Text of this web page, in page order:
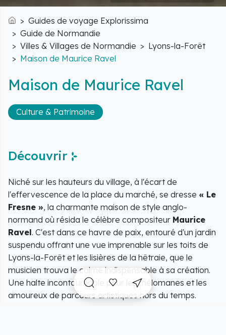
Accueil
Guides de voyage Explorissima
Guide de Normandie
Villes & Villages de Normandie
Lyons-la-Forêt
Maison de Maurice Ravel
Maison de Maurice Ravel
Culture & Patrimoine
Découvrir
Niché sur les hauteurs du village, à l'écart de
l'effervescence de la place du marché, se dresse « Le
Fresne », la charmante maison de style anglo-
normand où résida le célèbre compositeur Maurice
Ravel. C'est dans ce havre de paix, entouré d'un jardin
suspendu offrant une vue imprenable sur les toits de
Lyons-la-Forêt et les lisières de la hêtraie, que le
musicien trouva le calme indispensable à sa création.
Une halte incontournable pour les mélomanes et les
amoureux de parcours artistiques hors du temps.